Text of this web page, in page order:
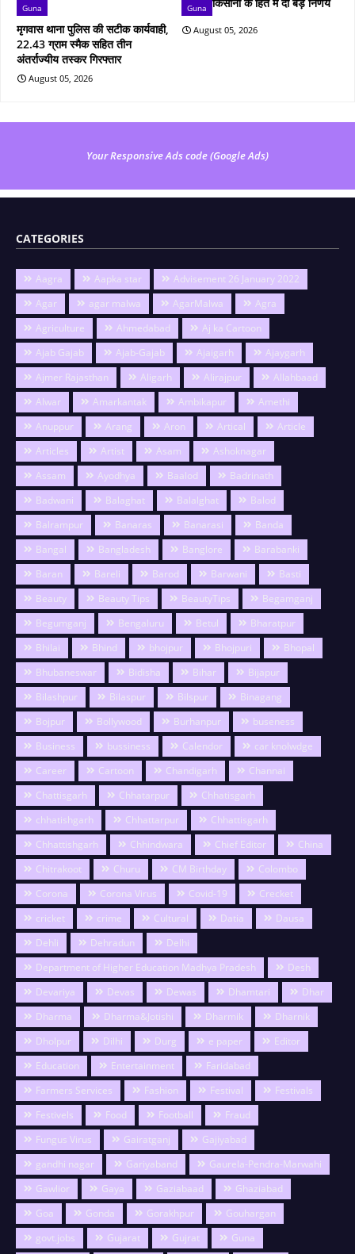
Guna
मृगवास थाना पुलिस की सटीक कार्यवाही,
22.43 ग्राम स्मैक सहित तीन
अंतर्राज्यीय तस्कर गिरफ्तार
August 05, 2026
Guna
August 05, 2026
Your Responsive Ads code (Google Ads)
CATEGORIES
Aagra Aapka star
Advisement 26 January 2022
Agar
agar malwa AgarMalwa
Agra
Agriculture
Ahmedabad
Aj ka Cartoon
Ajab Gajab
Ajab-Gajab Ajaigarh
Ajaygarh
Ajmer Rajasthan
Aligarh Alirajpur
Allahbaad
Alwar
Amarkantak Ambikapur
Amethi
Anuppur
Arang Aron Artical
Article
Articles
Artist Asam
Ashoknagar
Assam
Ayodhya Baalod
Badrinath
Badwani
Balaghat Balalghat
Balod
Balrampur
Banaras Banarasi
Banda
Bangal
Bangladesh Banglore
Barabanki
Baran
Bareli Barod Barwani
Basti
Beauty
Beauty Tips BeautyTips
Begamganj
Begumganj
Bengaluru Betul
Bharatpur
Bhilai
Bhind bhojpur Bhojpuri
Bhopal
Bhubaneswar
Bidisha Bihar
Bijapur
Bilashpur
Bilaspur Bilspur
Binagang
Bojpur
Bollywood Burhanpur
buseness
Business
bussiness Calendor
car knolwdge
Career
Cartoon Chandigarh
Channai
Chattisgarh
Chhatarpur
Chhatisgarh
chhatishgarh
Chhattarpur
Chhattisgarh
Chhattishgarh
Chhindwara Chief Editor
China
Chitrakoot
Churu CM Birthday
Colombo
Corona
Corona Virus Covid-19
Crecket
cricket
crime Cultural Datia
Dausa
Dehli
Dehradun
Delhi
Department of Higher Education Madhya Pradesh
Desh
Devariya
Devas Dewas Dhamtari
Dhar
Dharma
Dharma&Jotishi Dharmik
Dharnik
Dholpur
Dilhi Durg e paper
Editor
Education
Entertainment
Faridabad
Farmers Services
Fashion Festival
Festivals
Festivels
Food Football
Fraud
Fungus Virus
Gairatganj
Gajiyabad
gandhi nagar
Gariyaband
Gaurela-Pendra-Marwahi
Gawlior
Gaya Gaziabaad
Ghaziabad
Goa
Gonda Gorakhpur
Gouhargan
govt.jobs
Gujarat Gujrat
Guna